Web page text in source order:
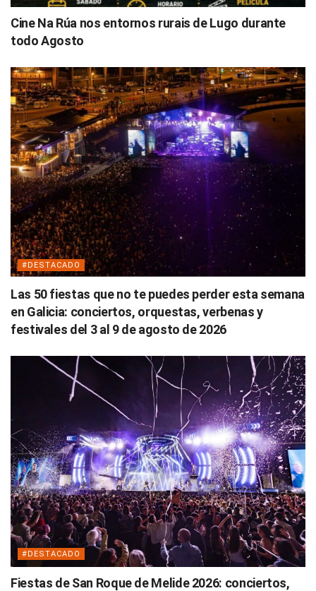
Cine Na Rúa nos entornos rurais de Lugo durante
todo Agosto
#DESTACADO
Las 50 fiestas que no te puedes perder esta semana
en Galicia: conciertos, orquestas, verbenas y
festivales del 3 al 9 de agosto de 2026
#DESTACADO
Fiestas de San Roque de Melide 2026: conciertos,